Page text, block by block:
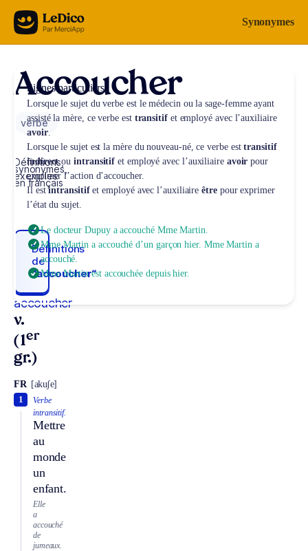
Aller au contenu Synonymes
Accoucher
verbe
Définitions,
synonymes,
exemples
en français
Définitions
de
“accoucher“
accoucher
v.
(1er
gr.)
FR [akuʃe]
Verbe
intransitif.
Mettre
au
monde
un
enfant.
1
Elle
a
accouché
de
jumeaux.
Signes particuliers
Lorsque le sujet du verbe est le médecin ou la sage-femme ayant
assisté la mère, ce verbe est transitifet employé avec l’auxiliaire
avoir.
Lorsque le sujet est la mère du nouveau-né, ce verbe esttransitif
indirectouintransitif et employé avec l’auxiliaire avoir pour
exprimer l’action d’accoucher.
Il estintransitifet employé avec l’auxiliaireêtrepour exprimer
l’état du sujet.
Le docteur Dupuy a accouché Mme Martin.
Mme Martin a accouché d’un garçon hier. Mme Martin a
accouché.
Mme Martin est accouchée depuis hier.